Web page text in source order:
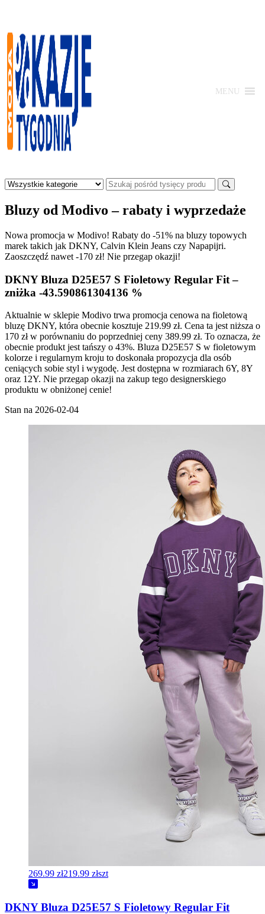
content
Moda
-
Okazje
Tygodnia
MENU
Bluzy od Modivo – rabaty i wyprzedaże
Nowa promocja w Modivo! Rabaty do -51% na bluzy topowych
marek takich jak DKNY, Calvin Klein Jeans czy Napapijri.
Zaoszczędź nawet -170 zł! Nie przegap okazji!
DKNY Bluza D25E57 S Fioletowy Regular Fit –
zniżka -43.590861304136 %
Aktualnie w sklepie Modivo trwa promocja cenowa na fioletową
bluzę DKNY, która obecnie kosztuje 219.99 zł. Cena ta jest niższa o
170 zł w porównaniu do poprzedniej ceny 389.99 zł. To oznacza, że
obecnie produkt jest tańszy o 43%. Bluza D25E57 S w fioletowym
kolorze i regularnym kroju to doskonała propozycja dla osób
ceniących sobie styl i wygodę. Jest dostępna w rozmiarach 6Y, 8Y
oraz 12Y. Nie przegap okazji na zakup tego designerskiego
produktu w obniżonej cenie!
Stan na 2026-02-04
269.99 zł219.99 złszt
DKNY Bluza D25E57 S Fioletowy Regular Fit